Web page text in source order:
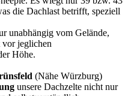
die Dachlast betrifft, speziell
unabhängig vom Gelände,
vor jeglichen
Höhe.
(Nähe Würzburg)
unsere Dachzelte nicht nur